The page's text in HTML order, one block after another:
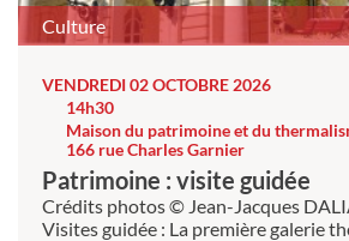
Culture
VENDREDI 02 OCTOBRE 2026
14h30
Maison du patrimoine et du
166 rue Charles Garnier
Patrimoine : visite guidée
Crédits photos © Jean-Jacques
Visites guidée : La première galerie